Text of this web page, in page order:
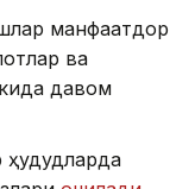
манфаатдор
ва
давом
ҳудудларда